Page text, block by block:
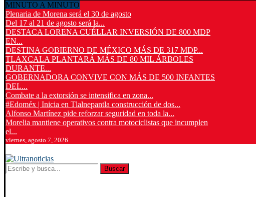
MINUTO A MINUTO
Plenaria de Morena será el 30 de agosto
Del 17 al 21 de agosto será la...
DESTACA LORENA CUÉLLAR INVERSIÓN DE 800 MDP
EN...
DESTINA GOBIERNO DE MÉXICO MÁS DE 317 MDP...
TLAXCALA PLANTARÁ MÁS DE 80 MIL ÁRBOLES
DURANTE...
GOBERNADORA CONVIVE CON MÁS DE 500 INFANTES
DEL...
Combate a la extorsión se intensifica en zona...
#Edoméx | Inicia en Tlalnepantla construcción de dos...
Alfonso Martínez pide reforzar seguridad en toda la...
Morelia mantiene operativos contra motociclistas que incumplen
el...
viernes, agosto 7, 2026
Buscar